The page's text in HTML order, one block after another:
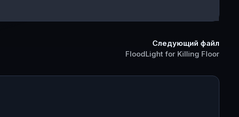
Следующий файл
FloodLight for Killing Floor